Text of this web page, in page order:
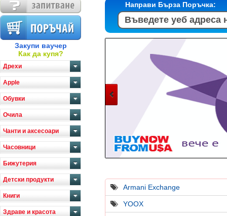
Закупи ваучер
Как да купя?
Дрехи
Apple
Обувки
Очила
Чанти и аксесоари
Часовници
Бижутерия
Детски продукти
Книги
Здраве и красота
Направи Бърза Поръчка:
Armani Exchange
YOOX